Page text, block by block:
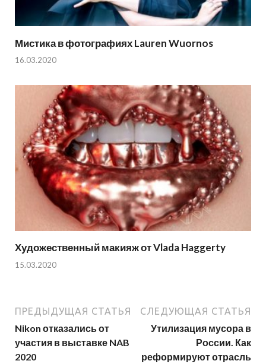
Мистика в фотографиях Lauren Wuornos
16.03.2020
Художественный макияж от Vlada Haggerty
15.03.2020
ПРЕДЫДУЩАЯ СТАТЬЯ
Nikon отказались от
участия в выставке NAB
2020
СЛЕДУЮЩАЯ СТАТЬЯ
Утилизация мусора в
России. Как
реформируют отрасль